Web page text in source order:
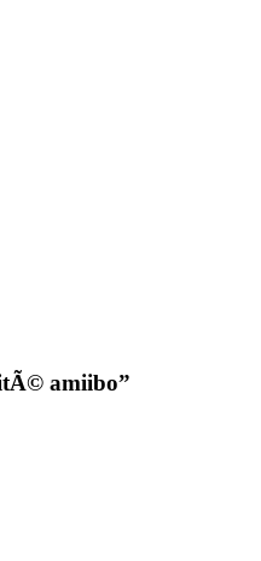
amiibo”